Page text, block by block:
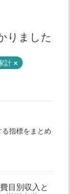
りました
計
指標をまとめ
目別収入と